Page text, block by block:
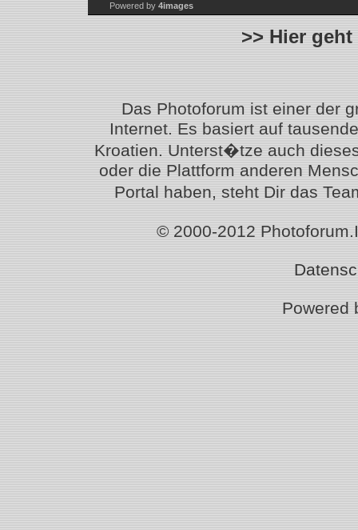
Powered by 4images
>> Hier
Das Photoforum ist einer der
Internet. Es basiert auf
Kroatien. Unterst�tze auch
oder die Plattform anderen
Portal haben, steht Dir das
© 2000-2012
Powered